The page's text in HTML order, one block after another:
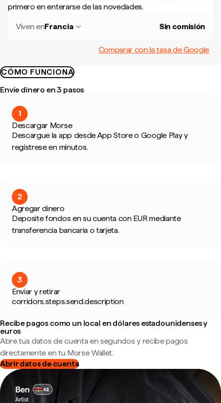
primero en enterarse de las novedades.
Viven enFrancia Sin comisión
Comparar con la tasa de Google
CÓMO FUNCIONA
Envíe dinero en 3 pasos
1
Descargar Morse
Descargue la app desde App Store o Google Play y
regístrese en minutos.
2
Agregar dinero
Deposite fondos en su cuenta con EUR mediante
transferencia bancaria o tarjeta.
3
Enviar y retirar
corridors.steps.send.description
Recibe pagos como un local en dólares estadounidenses y
euros
Abre tus datos de cuenta en segundos y recibe pagos
directamente en tu Morse Wallet.
Abrir datos de cuenta